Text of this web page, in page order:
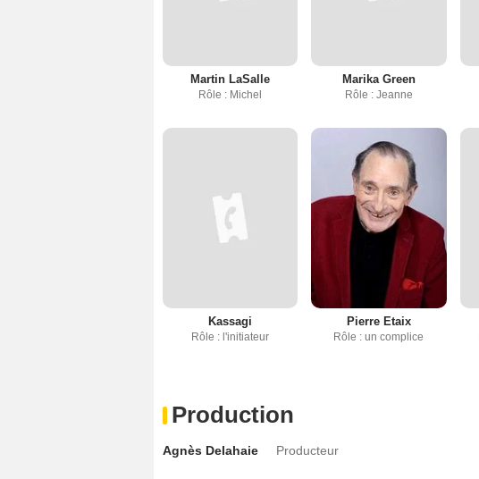
Martin LaSalle
Rôle : Michel
Marika Green
Rôle : Jeanne
Kassagi
Rôle : l'initiateur
Pierre Etaix
Rôle : un complice
Production
Agnès Delahaie Producteur